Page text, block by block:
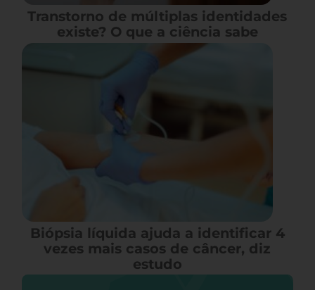
Transtorno de múltiplas identidades
existe? O que a ciência sabe
Biópsia líquida ajuda a identificar 4
vezes mais casos de câncer, diz
estudo